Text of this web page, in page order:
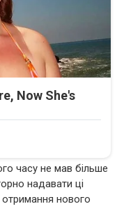
часу не мав більше
надавати ці
нового